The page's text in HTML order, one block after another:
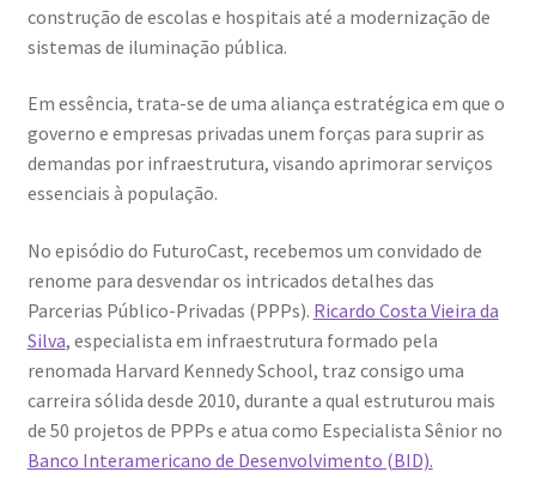
construção de escolas e hospitais até a modernização de
sistemas de iluminação pública.
Em essência, trata-se de uma aliança estratégica em que o
governo e empresas privadas unem forças para suprir as
demandas por infraestrutura, visando aprimorar serviços
essenciais à população.
No episódio do FuturoCast, recebemos um convidado de
renome para desvendar os intricados detalhes das
Parcerias Público-Privadas (PPPs). Ricardo Costa Vieira da
Silva, especialista em infraestrutura formado pela
renomada Harvard Kennedy School, traz consigo uma
carreira sólida desde 2010, durante a qual estruturou mais
de 50 projetos de PPPs e atua como Especialista Sênior no
Banco Interamericano de Desenvolvimento (BID).